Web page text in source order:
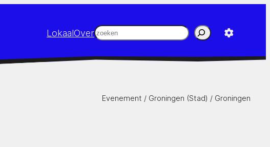
LokaalOverZoeken
Evenement / Groningen (Stad) / Groningen